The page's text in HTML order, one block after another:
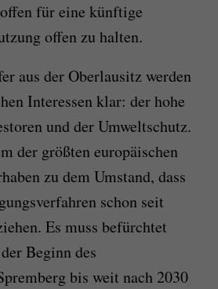
für eine künftige
offen zu halten.
aus der Oberlausitz werden
Interessen klar: der hohe
und der Umweltschutz.
der größten europäischen
zu dem Umstand, dass
schon seit
Es muss befürchtet
Beginn des
bis weit nach 2030